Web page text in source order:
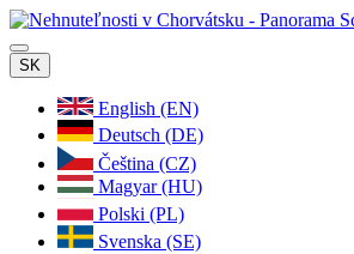
SK
English (EN)
Deutsch (DE)
Čeština (CZ)
Magyar (HU)
Polski (PL)
Svenska (SE)